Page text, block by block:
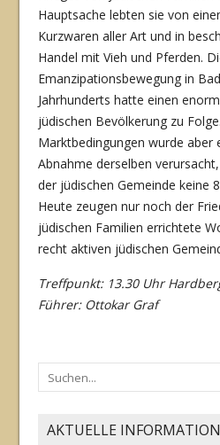
Hauptsache lebten sie von
Kurzwaren aller Art und in
Handel mit Vieh und Pferden.
Emanzipationsbewegung in
Jahrhunderts hatte einen
jüdischen Bevöl­kerung zu
Marktbedingungen wurde aber
Abnahme derselben
der jüdischen Gemeinde keine
Heute zeugen nur noch der
jüdischen Familien er­richtete
recht aktiven jüdischen
Treffpunkt: 13.30 Uhr
Führer: Ottokar Graf
AKTUELLE INFORMATION